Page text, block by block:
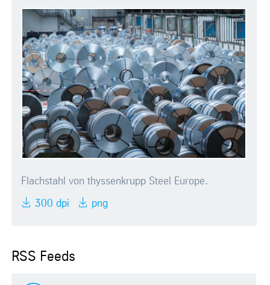
Flachstahl von thyssenkrupp Steel Europe.
300 dpi png
RSS Feeds